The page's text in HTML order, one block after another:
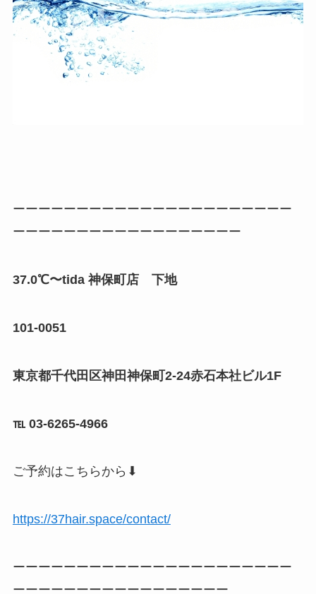
ーーーーーーーーーーーーーーーーーーーーーー
ーーーーーーーーーーーーーーーーーー
37.0℃〜tida 神保町店 下地
101-0051
東京都千代田区神田神保町2-24赤石本社ビル1F
℡ 03-6265-4966
ご予約はこちらから⬇︎
https://37hair.space/contact/
ーーーーーーーーーーーーーーーーーーーーーー
ーーーーーーーーーーーーーーーーー